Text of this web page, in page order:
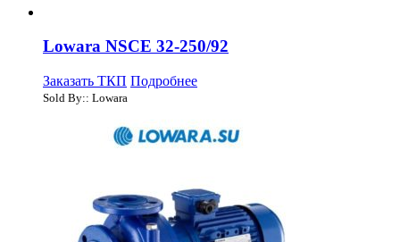
Lowara NSCE 32-250/92
Заказать ТКП Подробнее
Sold By:: Lowara